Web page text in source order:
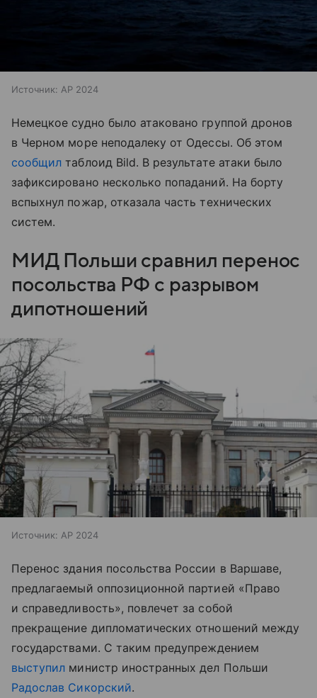
Источник: AP 2024
Немецкое судно было атаковано группой дронов
в Черном море неподалеку от Одессы. Об этом
сообщил таблоид Bild. В результате атаки было
зафиксировано несколько попаданий. На борту
вспыхнул пожар, отказала часть технических
систем.
МИД Польши сравнил перенос
посольства РФ с разрывом
дипотношений
Источник: AP 2024
Перенос здания посольства России в Варшаве,
предлагаемый оппозиционной партией «Право
и справедливость», повлечет за собой
прекращение дипломатических отношений между
государствами. С таким предупреждением
выступил министр иностранных дел Польши
Радослав Сикорский.